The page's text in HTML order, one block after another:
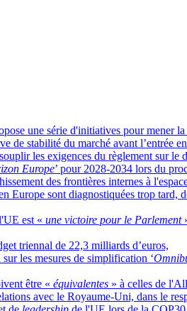
une série d'initiatives pour mener
de stabilité du marché avant l’entrée
les exigences du règlement sur
Europe’ pour 2028-2034 lors du
des frontières internes à
Europe sont diagnostiquées trop tard,
est « une victoire pour le Parlement
triennal de 22,3 milliards d’euros,
les mesures de simplification ‘
être « équivalentes » à celles de
avec le Royaume-Uni, dans le